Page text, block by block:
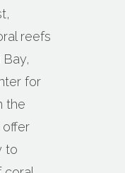
reefs
Bay,
for
the
offer
to